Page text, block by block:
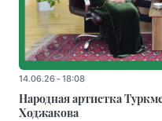
14.06.26 - 18:08
Народная артистка
Ходжакова